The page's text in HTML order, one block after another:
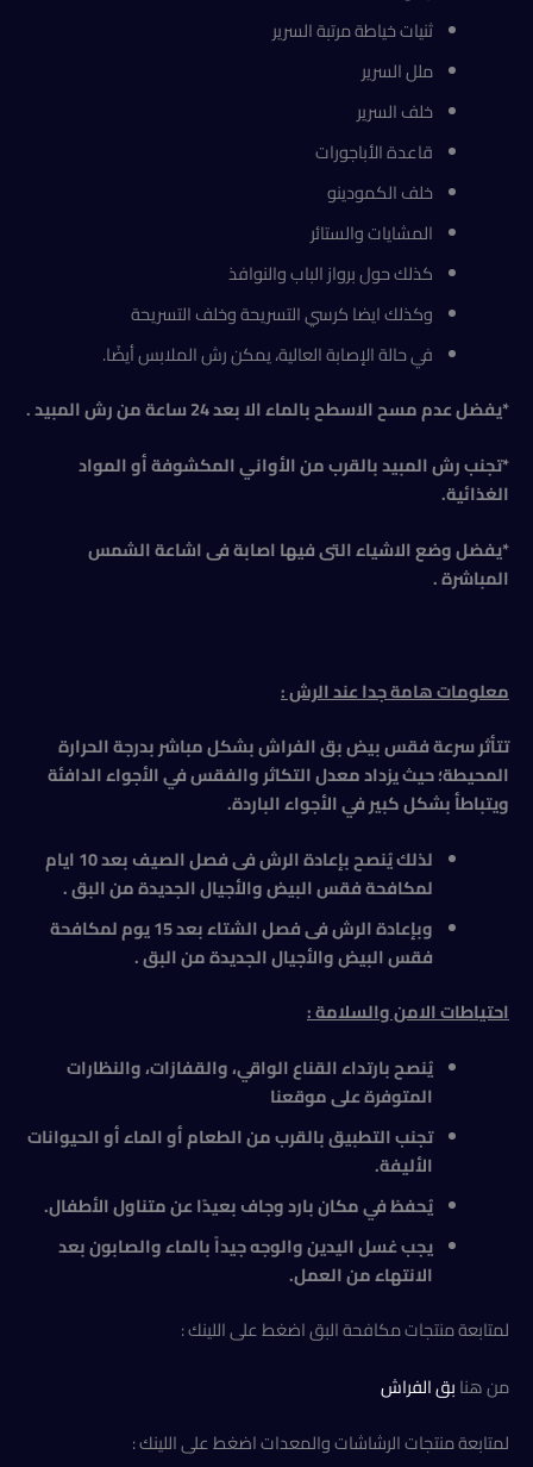
ثنيات خياطة مرتبة السرير
ملل السرير
خلف السرير
قاعدة الأباجورات
خلف الكمودينو
المشايات والستائر
كذلك حول برواز الباب والنوافذ
وكذلك ايضا كرسي التسريحة وخلف التسريحة
في حالة الإصابة العالية، يمكن رش الملابس أيضًا.
*يفضل عدم مسح الاسطح بالماء الا بعد 24 ساعة من رش المبيد .
*تجنب رش المبيد بالقرب من الأواني المكشوفة أو المواد
الغذائية.
*يفضل وضع الاشياء التى فيها اصابة فى اشاعة الشمس
المباشرة .
معلومات هامة جدا عند الرش :
تتأثر سرعة فقس بيض بق الفراش بشكل مباشر بدرجة الحرارة
المحيطة؛ حيث يزداد معدل التكاثر والفقس في الأجواء الدافئة
ويتباطأ بشكل كبير في الأجواء الباردة.
لذلك يُنصح بإعادة الرش فى فصل الصيف بعد 10 ايام
لمكافحة فقس البيض والأجيال الجديدة من البق.
وبإعادة الرش فى فصل الشتاء بعد 15 يوم لمكافحة
فقس البيض والأجيال الجديدة من البق .
احتياطات الامن والسلامة:
يُنصح بارتداء القناع الواقي، والقفازات، والنظارات
المتوفرة على موقعنا
تجنب التطبيق بالقرب من الطعام أو الماء أو الحيوانات
الأليفة.
يُحفظ في مكان بارد وجاف بعيدًا عن متناول الأطفال.
يجب غسل اليدين والوجه جيداً بالماء والصابون بعد
الانتهاء من العمل.
لمتابعة منتجات مكافحة البق اضغط على اللينك :
من هنابق الفراش
لمتابعة منتجات الرشاشات والمعدات اضغط على اللينك :